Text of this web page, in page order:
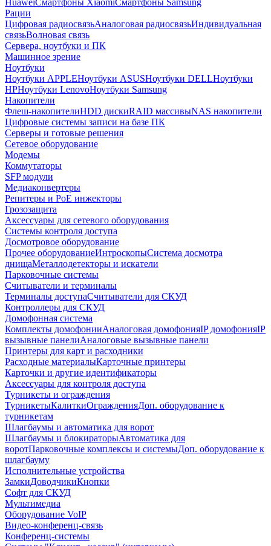
HuaweiСмартфоны XiaomiСмартфоны Samsung
Рации
Цифровая радиосвязьАналоговая радиосвязьИндивидуальная
связьВолновая связь
Сервера, ноутбуки и ПК
Машинное зрение
Ноутбуки
Ноутбуки APPLEНоутбуки ASUSНоутбуки DELLНоутбуки
HPНоутбуки LenovoНоутбуки Samsung
Накопители
Флеш-накопителиHDD дискиRAID массивыNAS накопители
Цифровые системы записи на базе ПК
Серверы и готовые решения
Сетевое оборудование
Модемы
Коммутаторы
SFP модули
Медиаконвертеры
Репитеры и PoE инжекторы
Грозозащита
Аксессуары для сетевого оборудования
Системы контроля доступа
Досмотровое оборудование
Прочее оборудованиеИнтроскопыСистема досмотра
днищаМеталлодетекторы и искатели
Парковочные системы
Считыватели и терминалы
Терминалы доступаСчитыватели для СКУД
Контроллеры для СКУД
Домофонная система
Комплекты домофонииАналоговая домофонияIP домофонияIP
вызывные панелиАналоговые вызывные панели
Принтеры для карт и расходники
Расходные материалыКарточные принтеры
Карточки и другие идентификаторы
Аксессуары для контроля доступа
Турникеты и ограждения
ТурникетыКалиткиОгражденияДоп. оборудование к
турникетам
Шлагбаумы и автоматика для ворот
Шлагбаумы и блокираторыАвтоматика для
воротПарковочные комплексы и системыДоп. оборудование к
шлагбауму
Исполнительные устройства
ЗамкиДоводчикиКнопки
Софт для СКУД
Мультимедиа
Оборудование VoIP
Видео-конференц-связь
Конференц-системы